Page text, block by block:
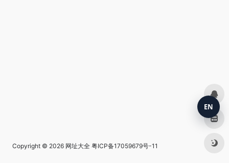
Copyright © 2026 网址大全 粤ICP备17059679号-11
EN